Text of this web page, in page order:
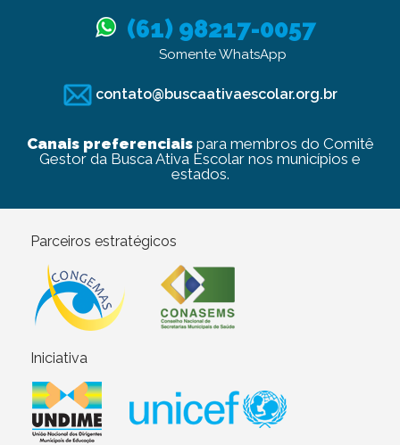
(61) 98217-0057
Somente WhatsApp
contato@buscaativaescolar.org.br
Canais preferenciaispara membros do Comitê
Gestor da Busca Ativa Escolar nos municípios e
estados.
Parceiros estratégicos
Iniciativa